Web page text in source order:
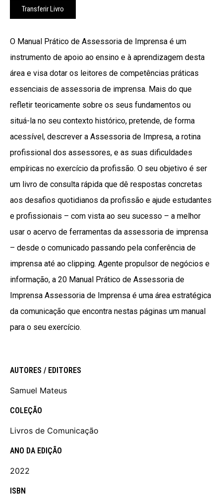
Transferir Livro
O Manual Prático de Assessoria de Imprensa é um
instrumento de apoio ao ensino e à aprendizagem desta
área e visa dotar os leitores de competências práticas
essenciais de assessoria de imprensa. Mais do que
refletir teoricamente sobre os seus fundamentos ou
situá-la no seu contexto histórico, pretende, de forma
acessível, descrever a Assessoria de Impresa, a rotina
profissional dos assessores, e as suas dificuldades
empíricas no exercício da profissão. O seu objetivo é ser
um livro de consulta rápida que dê respostas concretas
aos desafios quotidianos da profissão e ajude estudantes
e profissionais – com vista ao seu sucesso – a melhor
usar o acervo de ferramentas da assessoria de imprensa
– desde o comunicado passando pela conferência de
imprensa até ao clipping. Agente propulsor de negócios e
informação, a 20 Manual Prático de Assessoria de
Imprensa Assessoria de Imprensa é uma área estratégica
da comunicação que encontra nestas páginas um manual
para o seu exercício.
AUTORES / EDITORES
Samuel Mateus
COLEÇÃO
Livros de Comunicação
ANO DA EDIÇÃO
2022
ISBN